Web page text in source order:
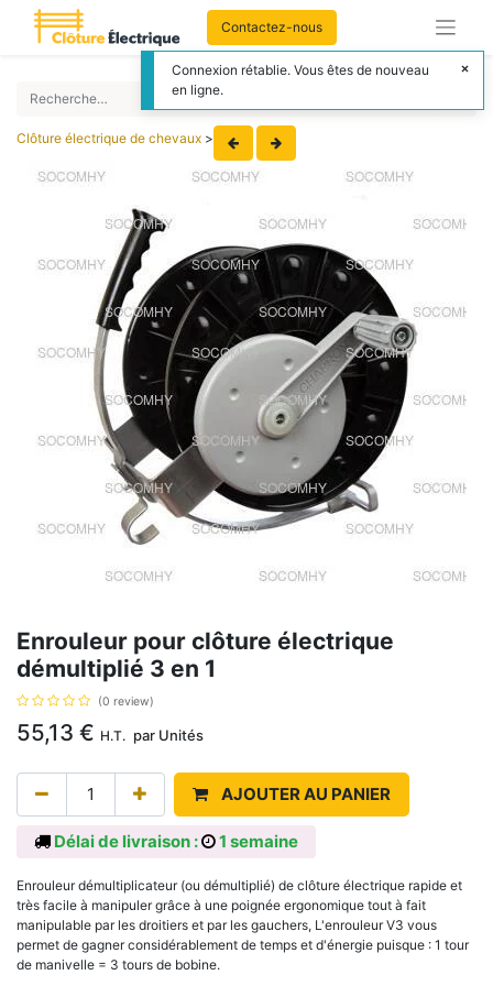
Contactez-nous
Clôture électrique de chevaux >
Enrouleur pour clôture électrique
démultiplié 3 en 1
(0 review)
55,13 € H.T. par Unités
AJOUTER AU PANIER
Délai de livraison : 1 semaine
Enrouleur démultiplicateur (ou démultiplié) de clôture électrique rapide et
très facile à manipuler grâce à une poignée ergonomique tout à fait
manipulable par les droitiers et par les gauchers, L'enrouleur V3 vous
permet de gagner considérablement de temps et d'énergie puisque : 1 tour
de manivelle = 3 tours de bobine.
Connexion rétablie. Vous êtes de nouveau
en ligne.